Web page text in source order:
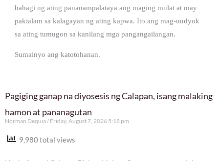
bahagi ng ating pananampalataya ang maging mulat at may
pakialam sa kalagayan ng ating kapwa. Ito ang mag-uudyok
sa ating tumugon sa kanilang mga pangangailangan.
Sumainyo ang katotohanan.
Pagiging ganap na diyosesis ng Calapan, isang malaking
hamon at pananagutan
Norman Dequia Friday, August 7, 2026 5:18 pm
9,980 total views